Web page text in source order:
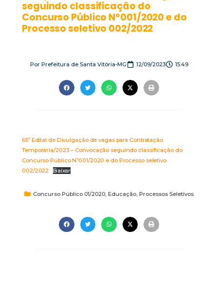
seguindo classificação do
Concurso Público Nº001/2020 e do
Processo seletivo 002/2022
PorPrefeitura de Santa Vitória-MG 12/09/2023 15:49
65º Edital de Divulgação de vagas para Contratação
Temporária/2023 – Convocação seguindo classificação do
Concurso Público Nº001/2020 e do Processo seletivo
002/2022
Baixar
Concurso Público 01/2020 Educação Processos Seletivos